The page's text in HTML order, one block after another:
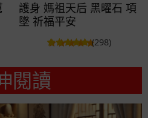
護身 媽祖天后 黑曜石 項
墜 祈福平安
(298)
閱讀